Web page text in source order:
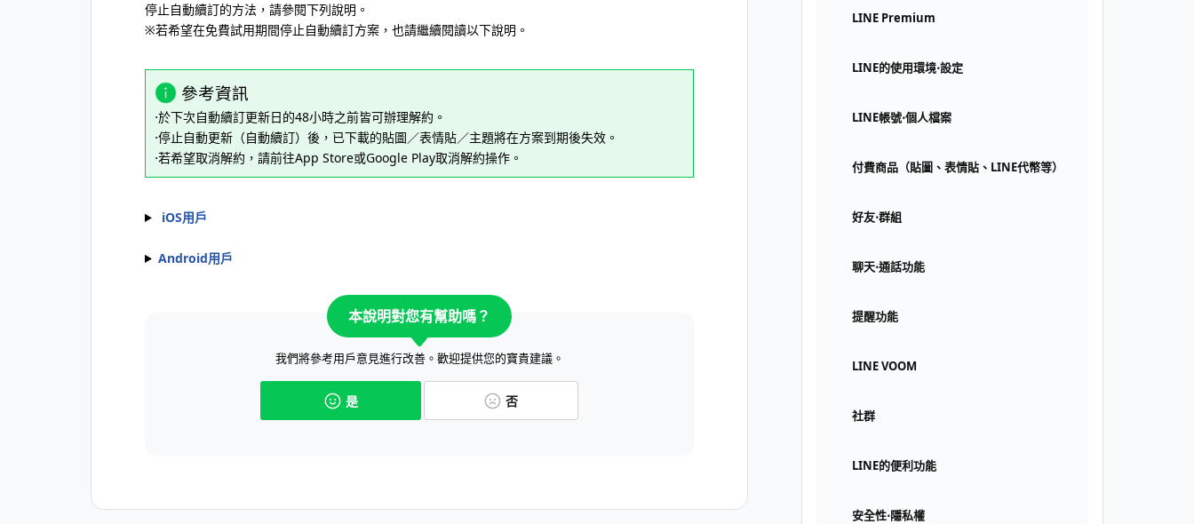
LINE Premium
LINE的使用環境⋅設定
LINE帳號⋅個人檔案
付費商品（貼圖、表情貼、LINE代幣等）
好友⋅群組
聊天⋅通話功能
提醒功能
LINE VOOM
社群
LINE的便利功能
安全性⋅隱私權
停止自動續訂的方法，請參閱下列說明。
※若希望在免費試用期間停止自動續訂方案，也請繼續閱讀以下說明。
參考資訊
⋅於下次自動續訂更新日的48小時之前皆可辦理解約。
⋅停止自動更新（自動續訂）後，已下載的貼圖／表情貼／主題將在方案到期後失效。
⋅若希望取消解約，請前往App Store或Google Play取消解約操作。
iOS用戶
Android用戶
本說明對您有幫助嗎？
我們將參考用戶意見進行改善。歡迎提供您的寶貴建議。
是 否